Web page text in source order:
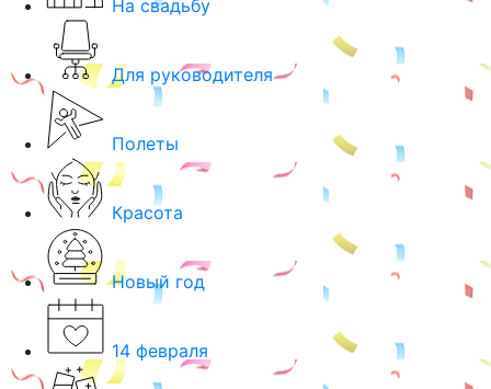
На свадьбу
Для руководителя
Полеты
Красота
Новый год
14 февраля